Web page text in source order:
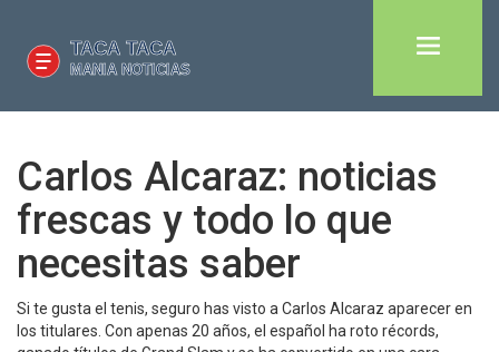
Carlos Alcaraz: noticias
frescas y todo lo que
necesitas saber
Si te gusta el tenis, seguro has visto a Carlos Alcaraz aparecer en
los titulares. Con apenas 20 años, el español ha roto récords,